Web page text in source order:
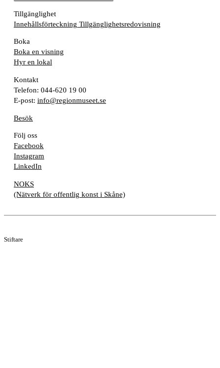
Tillgänglighet
Innehållsförteckning Tillgänglighetsredovisning
Boka
Boka en visning
Hyr en lokal
Kontakt
Telefon: 044-620 19 00
E-post: info@regionmuseet.se
Besök
Följ oss
Facebook
Instagram
LinkedIn
NOKS
(Nätverk för offentlig konst i Skåne)
Stiftare